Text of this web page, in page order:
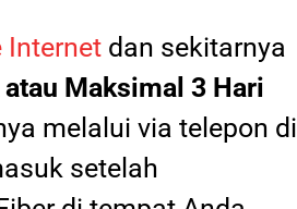
Internet dan sekitarnya
Maksimal 3 Hari
melalui via telepon di
setelah